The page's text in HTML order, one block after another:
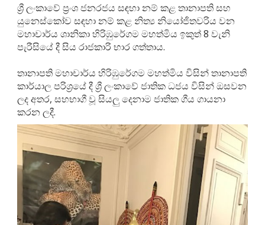
ශ්‍රී ලංකාවේ ප්‍රංශ ජනරජය සඳහා නම් කළ තානාපති සහ
යුනෙස්කෝව සඳහා නම් කළ නිත්‍ය නියෝජිතවරිය වන
මහාචාර්ය ශානිකා හිරිඹුරේගම මහත්මිය ඉකුත් 8 වැනි
පැරීසියේ දී සිය රාජකාරි භාර ගත්තාය.
තානාපති මහාචාර්ය හිරිඹුරේගම මහත්මිය විසින් තානාපති
කාර්යාල පරිශ්‍රයේ දී ශ්‍රී ලංකාවේ ජාතික ධජය විසින් ඔසවන
ලද අතර, සහභාගී වූ සියලු දෙනාම ජාතික ගීය ගායනා
කරන ලදී.